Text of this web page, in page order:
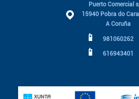
Puerto Comercial
15940 Pobra do
A Coruña
📱 981060262
📱 616943401